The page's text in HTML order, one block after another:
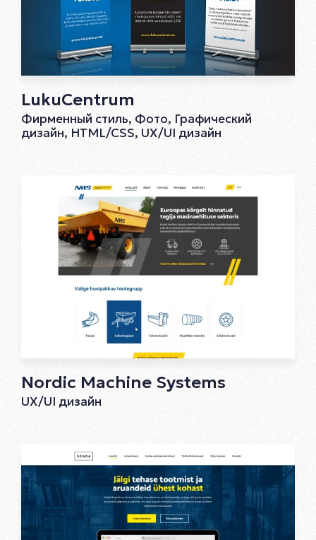
LukuCentrum
Фирменный стиль, Фото, Графический
дизайн, HTML/CSS, UX/UI дизайн
Nordic Machine Systems
UX/UI дизайн